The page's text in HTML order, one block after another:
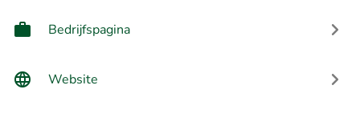
Bedrijfspagina
Website